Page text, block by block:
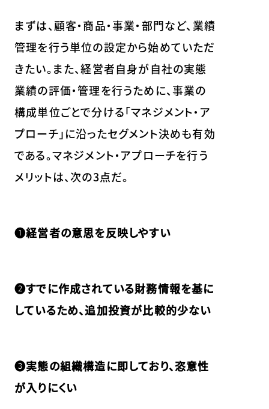
まずは、顧客・商品・事業・部門など、業績
管理を行う単位の設定から始めていただ
きたい。また、経営者自身が自社の実態
業績の評価・管理を行うために、事業の
構成単位ごとで分ける「マネジメント・ア
プローチ」に沿ったセグメント決めも有効
である。マネジメント・アプローチを行う
メリットは、次の3点だ。
❶経営者の意思を反映しやすい
❷すでに作成されている財務情報を基に
しているため、追加投資が比較的少ない
❸実態の組織構造に即しており、恣意性
が入りにくい